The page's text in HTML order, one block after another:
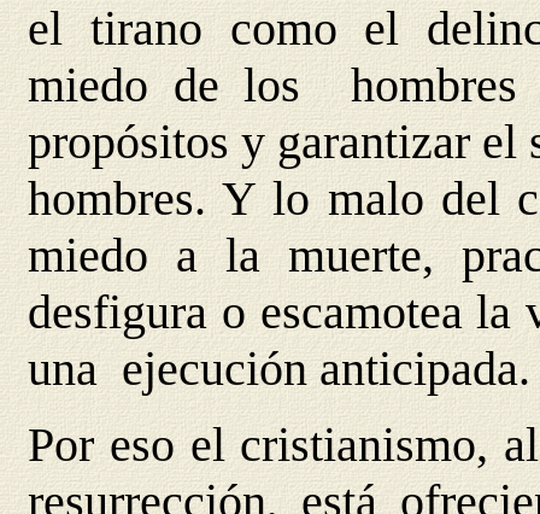
el tirano como el
miedo de los hombres
propósitos y garantizar
hombres. Y lo malo del
miedo a la muerte,
desfigura o escamotea la
una ejecución anticipada.
Por eso el cristianismo,
resurrección, está